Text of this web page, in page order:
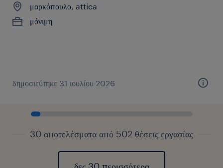
μαρκόπουλο, attica
μόνιμη
δημοσιεύτηκε 31 ιουλίου 2026
30 αποτελέσματα από 502 θέσεις εργασίας